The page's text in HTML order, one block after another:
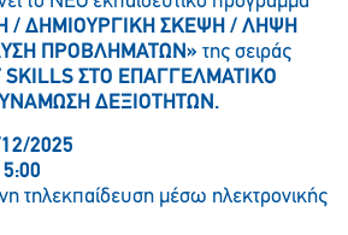
/ ΔΗΜΙΟΥΡΓΙΚΗ ΣΚΕΨΗ / ΛΗΨΗ
ΠΡΟΒΛΗΜΑΤΩΝ» της σειράς
SKILLS ΣΤΟ ΕΠΑΓΓΕΛΜΑΤΙΚΟ
ΔΕΞΙΟΤΗΤΩΝ.
2025
τηλεκπαίδευση μέσω ηλεκτρονικής